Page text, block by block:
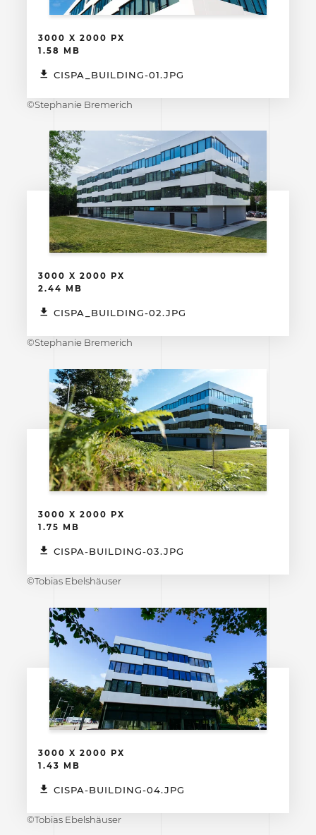
3000 X 2000 PX
1.58 MB
CISPA_BUILDING-01.JPG
©Stephanie Bremerich
3000 X 2000 PX
2.44 MB
CISPA_BUILDING-02.JPG
©Stephanie Bremerich
3000 X 2000 PX
1.75 MB
CISPA-BUILDING-03.JPG
©Tobias Ebelshäuser
3000 X 2000 PX
1.43 MB
CISPA-BUILDING-04.JPG
©Tobias Ebelshäuser